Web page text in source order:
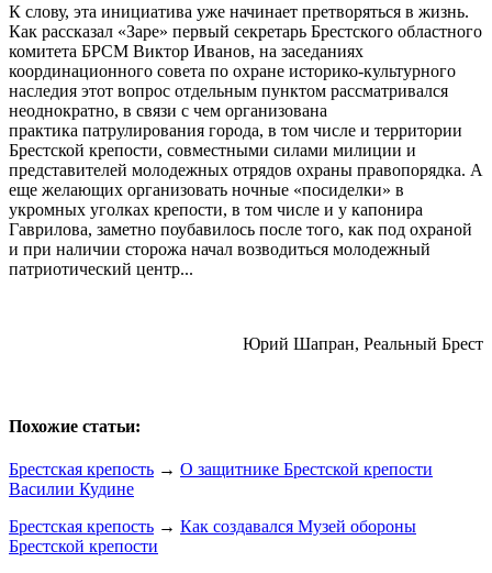
К слову, эта инициатива уже начинает претворяться в жизнь.
Как рассказал «Заре» первый секретарь Брестского областного
комитета БРСМ Виктор Иванов, на заседаниях
координационного совета по охране историко-культурного
наследия этот вопрос отдельным пунктом рассматривался
неоднократно, в связи с чем организована
практика патрулирования города, в том числе и территории
Брестской крепости, совместными силами милиции и
представителей молодежных отрядов охраны правопорядка. А
еще желающих организовать ночные «посиделки» в
укромных уголках крепости, в том числе и у капонира
Гаврилова, заметно поубавилось после того, как под охраной
и при наличии сторожа начал возводиться молодежный
патриотический центр...
Юрий Шапран, Реальный Брест
Похожие статьи:
Брестская крепость → О защитнике Брестской крепости
Василии Кудине
Брестская крепость → Как создавался Музей обороны
Брестской крепости